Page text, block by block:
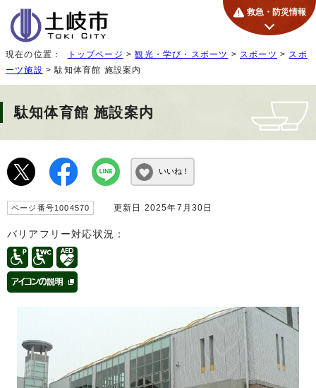
救急・防災情報
現在の位置： トップページ >観光・学び・スポーツ > スポーツ > スポ
ーツ施設 > 駄知体育館 施設案内
駄知体育館 施設案内
いいね！
ページ番号1004570 更新日 2025年7月30日
バリアフリー対応状況：